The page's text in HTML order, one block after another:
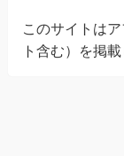
このサイトは
ト含む）を掲載